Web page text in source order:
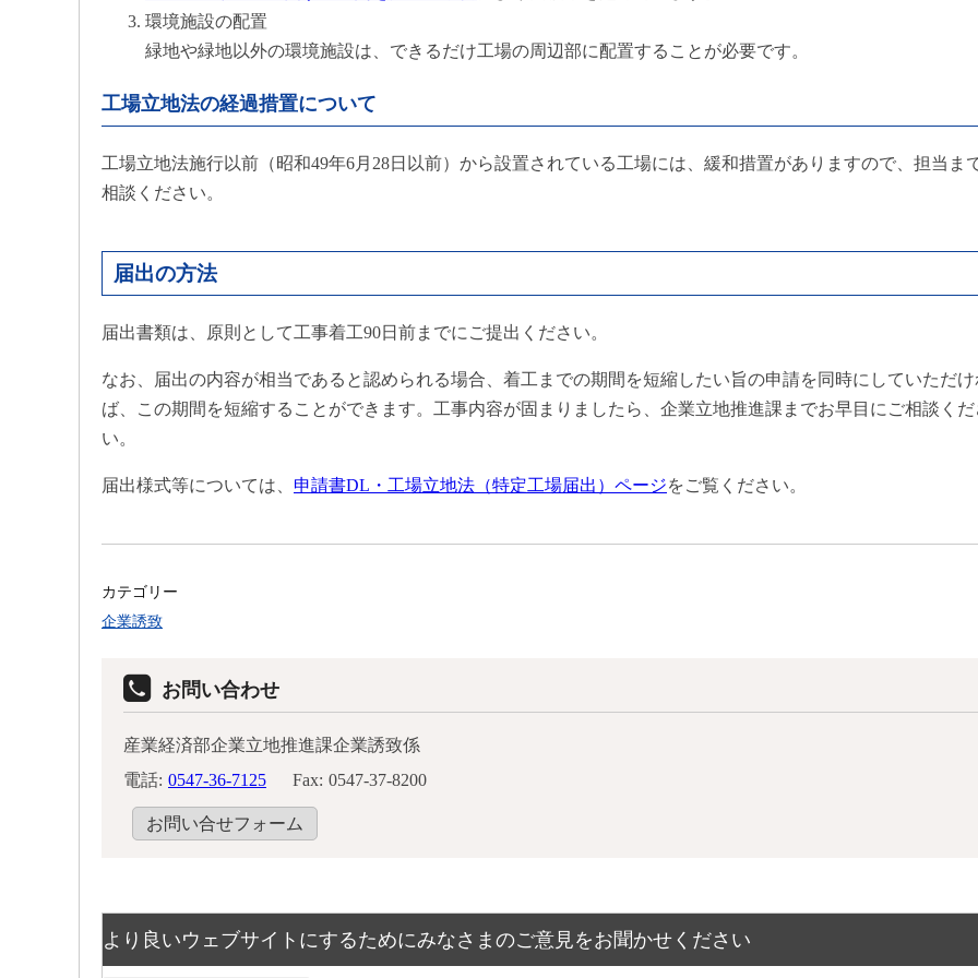
環境施設の配置
緑地や緑地以外の環境施設は、できるだけ工場の周辺部に配置することが必要です。
工場立地法の経過措置について
工場立地法施行以前（昭和49年6月28日以前）から設置されている工場には、緩和措置がありますので、担当ま
相談ください。
届出の方法
届出書類は、原則として工事着工90日前までにご提出ください。
なお、届出の内容が相当であると認められる場合、着工までの期間を短縮したい旨の申請を同時にしていただけ
ば、この期間を短縮することができます。工事内容が固まりましたら、企業立地推進課までお早目にご相談くだ
い。
届出様式等については、 申請書DL・工場立地法（特定工場届出）ページをご覧ください。
カテゴリー
企業誘致
お問い合わせ
産業経済部企業立地推進課企業誘致係
電話: 0547-36-7125 Fax: 0547-37-8200
お問い合せフォーム
より良いウェブサイトにするためにみなさまのご意見をお聞かせください